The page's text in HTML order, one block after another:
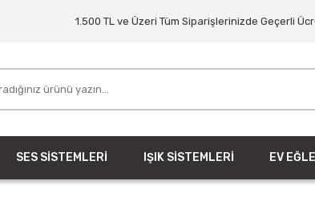
1.500 TL ve Üzeri Tüm Siparişlerinizde Geçerli
SES SİSTEMLERİ IŞIK SİSTEMLERİ EV